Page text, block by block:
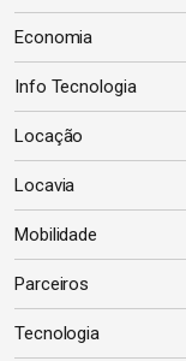
Economia
Info Tecnologia
Locação
Locavia
Mobilidade
Parceiros
Tecnologia